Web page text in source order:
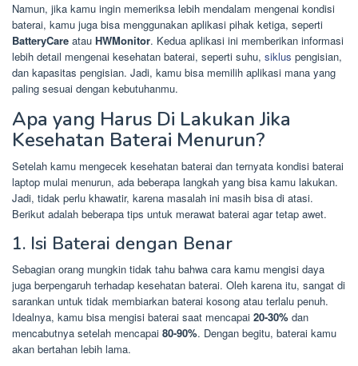
Namun, jika kamu ingin memeriksa lebih mendalam mengenai kondisi
baterai, kamu juga bisa menggunakan aplikasi pihak ketiga, seperti
BatteryCare atau HWMonitor. Kedua aplikasi ini memberikan informasi
lebih detail mengenai kesehatan baterai, seperti suhu, siklus pengisian,
dan kapasitas pengisian. Jadi, kamu bisa memilih aplikasi mana yang
paling sesuai dengan kebutuhanmu.
Apa yang Harus Di Lakukan Jika
Kesehatan Baterai Menurun?
Setelah kamu mengecek kesehatan baterai dan ternyata kondisi baterai
laptop mulai menurun, ada beberapa langkah yang bisa kamu lakukan.
Jadi, tidak perlu khawatir, karena masalah ini masih bisa di atasi.
Berikut adalah beberapa tips untuk merawat baterai agar tetap awet.
1. Isi Baterai dengan Benar
Sebagian orang mungkin tidak tahu bahwa cara kamu mengisi daya
juga berpengaruh terhadap kesehatan baterai. Oleh karena itu, sangat di
sarankan untuk tidak membiarkan baterai kosong atau terlalu penuh.
Idealnya, kamu bisa mengisi baterai saat mencapai 20-30% dan
mencabutnya setelah mencapai 80-90%. Dengan begitu, baterai kamu
akan bertahan lebih lama.